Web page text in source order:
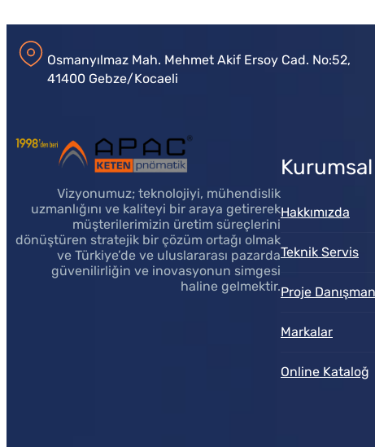
Osmanyılmaz Mah. Mehmet Akif Ersoy Cad. No:52,
41400 Gebze/Kocaeli
Vizyonumuz; teknolojiyi, mühendislik
uzmanlığını ve kaliteyi bir araya getirerek
müşterilerimizin üretim süreçlerini
dönüştüren stratejik bir çözüm ortağı olmak
ve Türkiye’de ve uluslararası pazarda
güvenilirliğin ve inovasyonun simgesi
haline gelmektir.
Kurumsal
Hakkımızda
Teknik Servis
Proje
Markalar
Online Kataloğ